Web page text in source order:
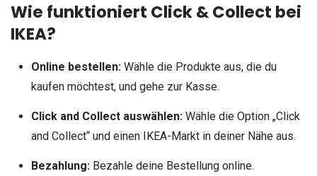
Wie funktioniert Click & Collect bei
IKEA?
Online bestellen:Wähle die Produkte aus, die du
kaufen möchtest, und gehe zur Kasse.
Click and Collect auswählen:Wähle die Option „Click
and Collect“ und einen IKEA-Markt in deiner Nähe aus.
Bezahlung:Bezahle deine Bestellung online.